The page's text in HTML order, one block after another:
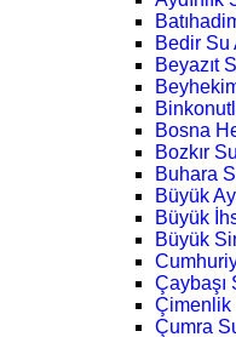
Bedir Su
Beyazıt
Bosna
Bozkır
Buhara
Büyük
Büyük
Büyük
Çaybaşı
Çimenlik
Çumra